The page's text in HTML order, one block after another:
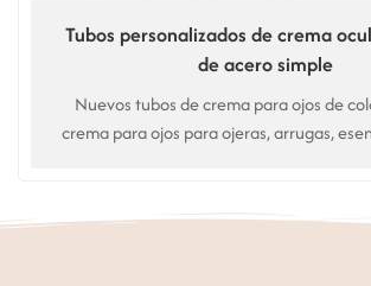
Tubos personalizados de crema
de acero simple
Nuevos tubos de crema para ojos de
crema para ojos para ojeras, arrugas,